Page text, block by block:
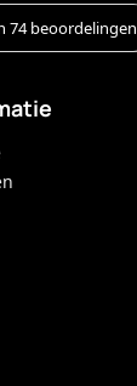
74 beoordelingen